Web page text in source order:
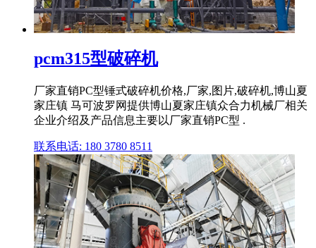
pcm315型破碎机
厂家直销PC型锤式破碎机价格,厂家,图片,破碎机,博山夏
家庄镇 马可波罗网提供博山夏家庄镇众合力机械厂相关
企业介绍及产品信息主要以厂家直销PC型 .
联系电话: 180 3780 8511